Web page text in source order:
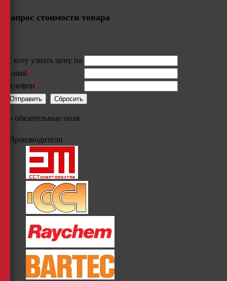
Запрос стоимости товара
Я хочу узнать цену на
E-mail*
Телефон*
- обязательные поля
Производители